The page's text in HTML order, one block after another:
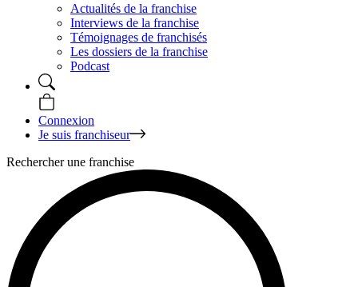
Actualités de la franchise
Interviews de la franchise
Témoignages de franchisés
Les dossiers de la franchise
Podcast
Connexion
Je suis franchiseur
Rechercher une franchise